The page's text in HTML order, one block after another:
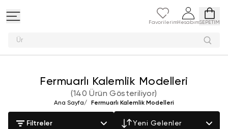
Favorilerim HesabımSEPETİM
Peluş oyun
Fermuarlı Kalemlik Modelleri
(140 Ürün Gösteriliyor)
Ana Sayfa/ Fermuarlı Kalemlik Modelleri
Filtreler Yeni Gelenler